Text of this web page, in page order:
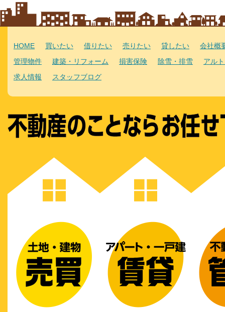
HOME 買いたい 借りたい 売りたい 貸したい 会社概
管理物件 建築・リフォーム 損害保険 除雪・排雪 アル
求人情報 スタッフブログ